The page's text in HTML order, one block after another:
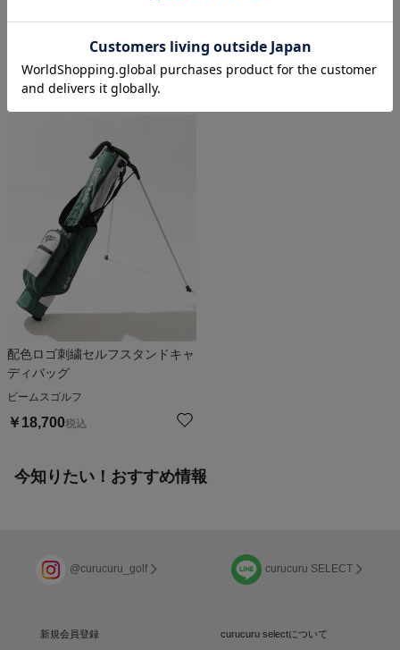
グ
ディッセンバーメイ
35,200税込
グ
ディッセンバーメイ
￥ 35,200税込
配色ロゴ刺繍セルフスタンドキャ
ディバッグ
ビームスゴルフ
￥ 18,700税込
今知りたい！おすすめ情報
@curucuru_golf curucuru SELECT
新規会員登録 curucuru selectについて